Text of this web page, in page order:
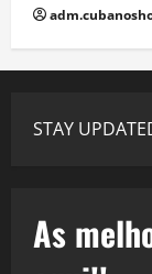
STAY
As